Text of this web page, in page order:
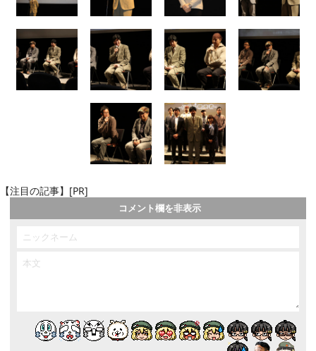
【注目の記事】[PR]
コメント欄を非表示